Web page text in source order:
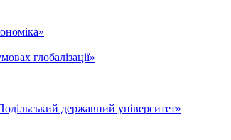
глобалізації»
державний університет»